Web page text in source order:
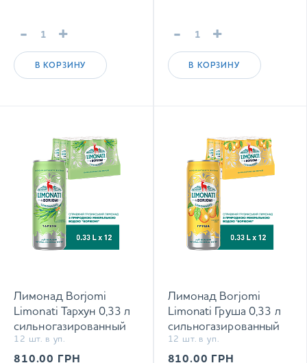
- +
В КОРЗИНУ
- +
В КОРЗИНУ
Лимонад Borjomi
Limonati Тархун 0,33 л
сильногазированный
напиток
12 шт. в уп.
810.00 ГРН
Лимонад Borjomi
Limonati Груша 0,33 л
сильногазированный
напиток
12 шт. в уп.
810.00 ГРН